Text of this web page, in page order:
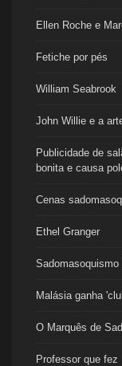
Ellen Roche e
Fetiche por pés
William Seabrook
John Willie e a
Publicidade de
bonita e causa
Cenas
Ethel Granger
Malásia ganha
O Marquês de
Professor que